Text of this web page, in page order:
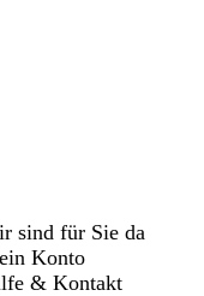
sind für Sie da
Konto
& Kontakt